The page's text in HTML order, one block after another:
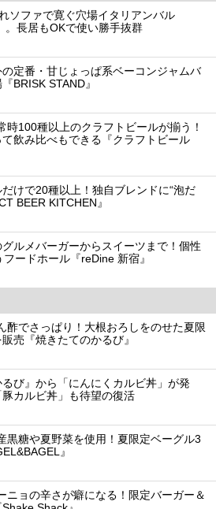
ソファで寛ぐ穴場イタリアンバル
。長居もOKで使い勝手抜群
定番・甘じょっぱ系ベーコンジャムバ
BRISK STAND』
時100種以上のクラフトビールが揃う！
飲み比べもできる『クラフトビール
けで20種以上！独自ブレンドに“泡だ
BEER KITCHEN』
ルメバーガーからスイーツまで！個性
ードホール『reDine 新宿』
酢でさっぱり！大根おろしをのせた夏限
売『焼きたてのかるび』
るび』から「にんにくカルビ丼」が発
カルビ丼」も待望の復活
黒糖や夏野菜を使用！夏限定ベーグル3
』
ニョの辛さが癖になる！限定バーガー＆